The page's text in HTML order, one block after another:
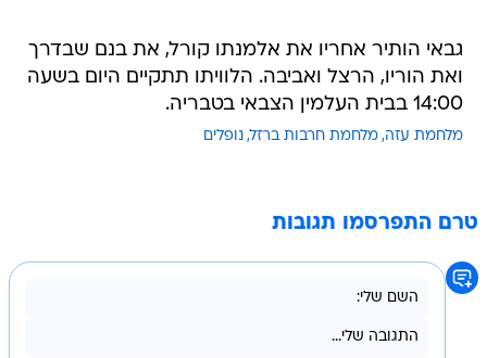
גבאי הותיר אחריו את אלמנתו קורל, את בנם שבדרך
ואת הוריו, הרצל ואביבה. הלוויתו תתקיים היום בשעה
14:00 בבית העלמין הצבאי בטבריה.
מלחמת עזה מלחמת חרבות ברזל נופלים
טרם התפרסמו תגובות